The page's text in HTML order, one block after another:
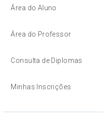
Área do Aluno
Área do Professor
Consulta de Diplomas
Minhas Inscrições